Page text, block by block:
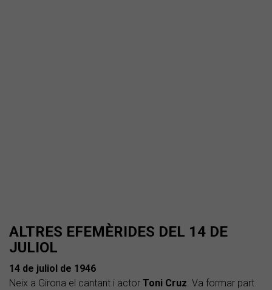
ALTRES EFEMÈRIDES DEL 14 DE
JULIOL
14 de juliol de 1946
Neix a Girona el cantant i actor Toni Cruz. Va formar part